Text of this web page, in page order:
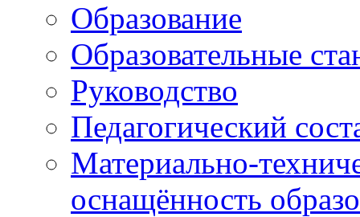
Образование
Образовательные
Руководство
Педагогический
Материально-
оснащённость